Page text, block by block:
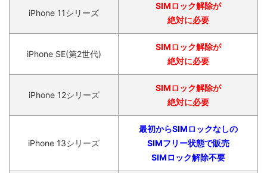
iPhone 11シリーズ
SIMロック解除が
絶対に必要
iPhone SE(第2世代)
SIMロック解除が
絶対に必要
iPhone 12シリーズ
SIMロック解除が
絶対に必要
iPhone 13シリーズ
最初からSIMロックなしの
SIMフリー状態で販売
SIMロック解除不要